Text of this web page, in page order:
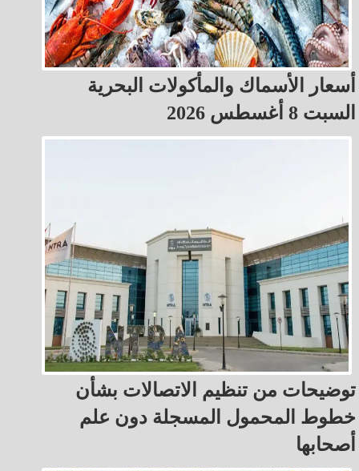
أسعار الأسماك والمأكولات البحرية
السبت 8 أغسطس 2026
توضيحات من تنظيم الاتصالات بشأن
خطوط المحمول المسجلة دون علم
أصحابها